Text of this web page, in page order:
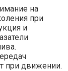
на
при
и
при движении.